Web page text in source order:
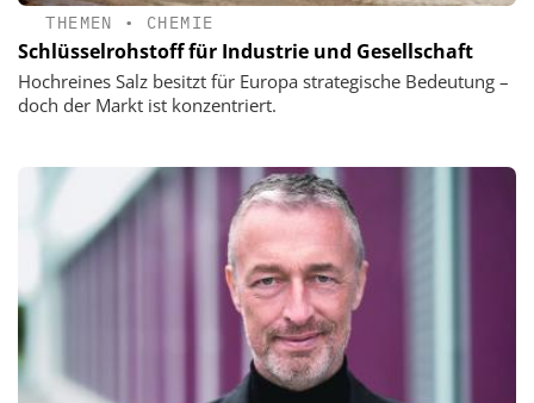
THEMEN • CHEMIE
Schlüsselrohstoff für Industrie und Gesellschaft
Hochreines Salz besitzt für Europa strategische Bedeutung –
doch der Markt ist konzentriert.